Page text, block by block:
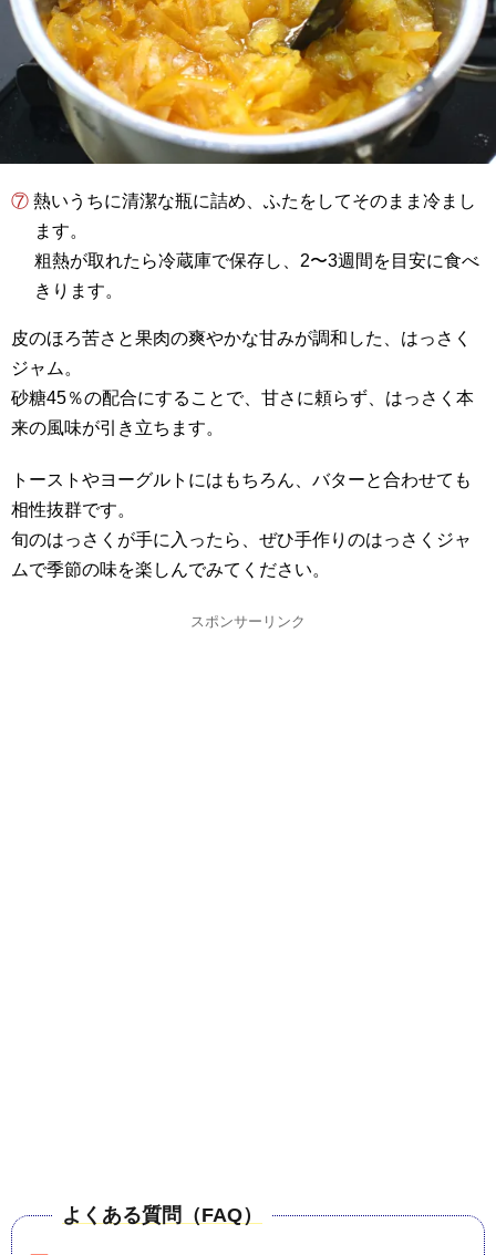
⑦ 熱いうちに清潔な瓶に詰め、ふたをしてそのまま冷まし
ます。
粗熱が取れたら冷蔵庫で保存し、2〜3週間を目安に食べ
きります。
皮のほろ苦さと果肉の爽やかな甘みが調和した、はっさく
ジャム。
砂糖45％の配合にすることで、甘さに頼らず、はっさく本
来の風味が引き立ちます。
トーストやヨーグルトにはもちろん、バターと合わせても
相性抜群です。
旬のはっさくが手に入ったら、ぜひ手作りのはっさくジャ
ムで季節の味を楽しんでみてください。
スポンサーリンク
よくある質問（FAQ）